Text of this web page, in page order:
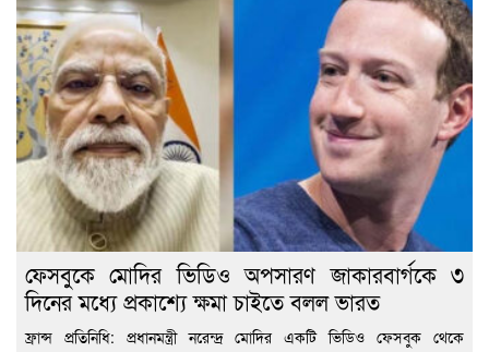
ফেসবুকে মোদির ভিডিও অপসারণ জাকারবার্গকে ৩
দিনের মধ্যে প্রকাশ্যে ক্ষমা চাইতে বলল ভারত
ফ্রান্স প্রতিনিধি: প্রধানমন্ত্রী নরেন্দ্র মোদির একটি ভিডিও ফেসবুক থেকে